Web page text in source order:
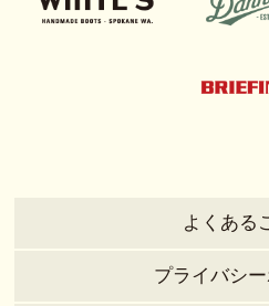
よくある
プライバシ